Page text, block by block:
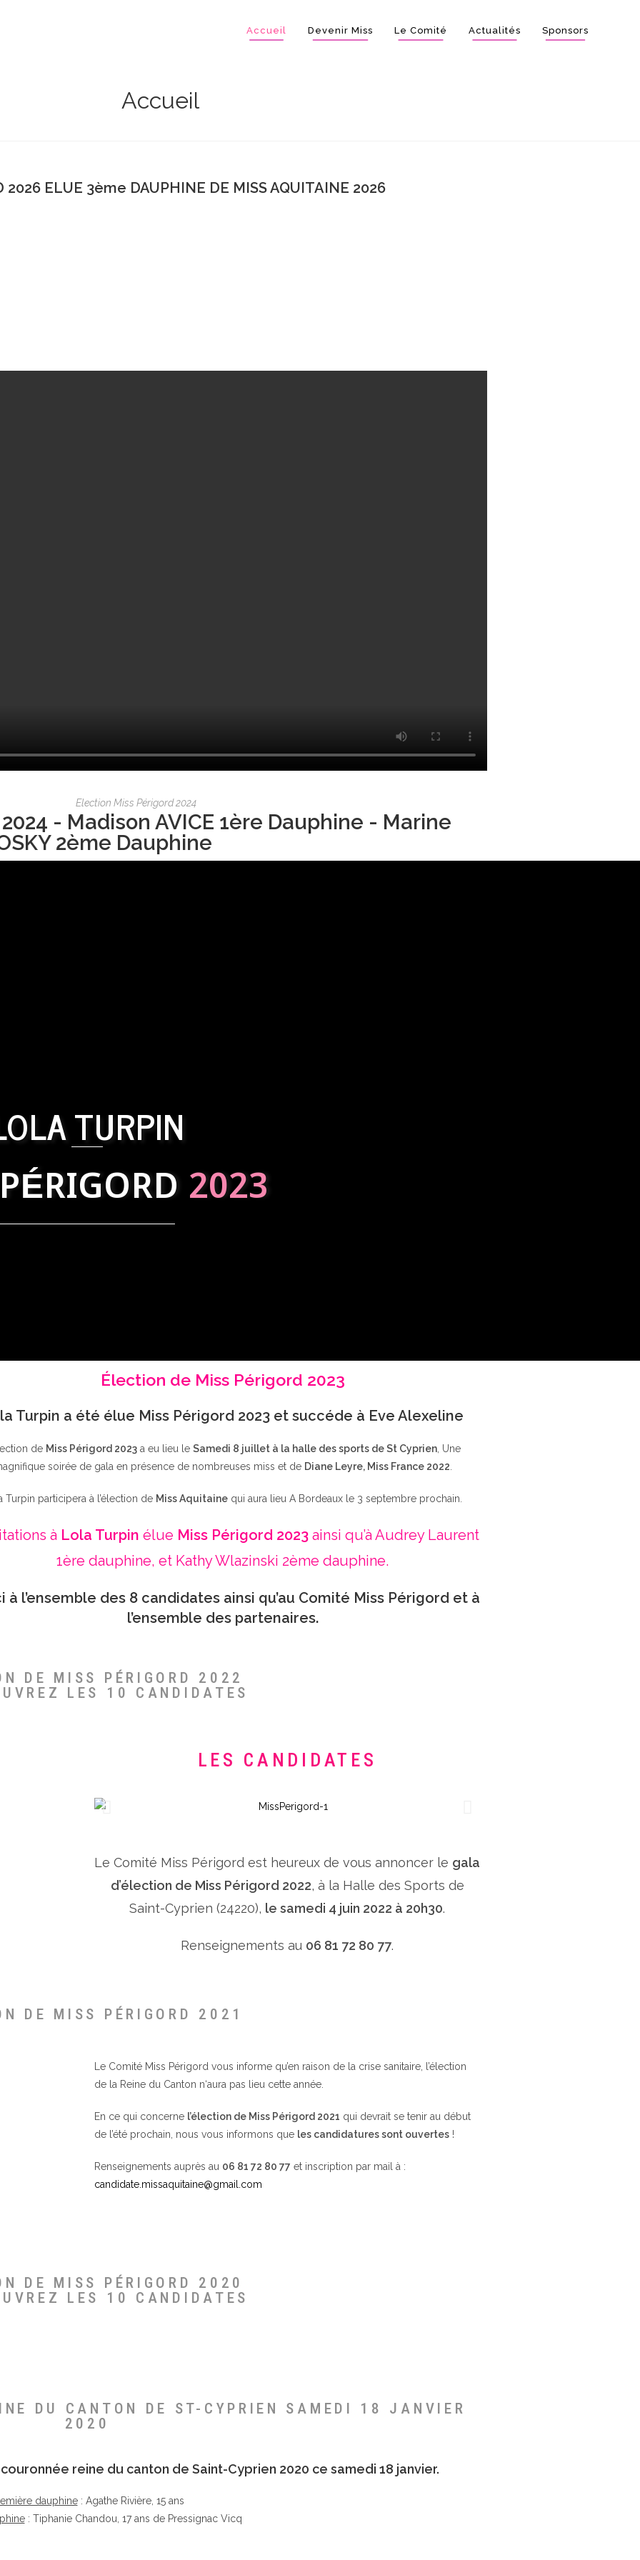
Accueil Devenir Miss Le Comité Actualités Sponsors
Accueil
2026 ELUE 3ème DAUPHINE DE MISS AQUITAINE 2026
Election Miss Périgord 2024
- Madison AVICE 1ère Dauphine - Marine
2ème Dauphine
TURPIN
2023
Élection de Miss Périgord 2023
Turpin a été élue Miss Périgord 2023 et succéde à Eve Alexeline
de Miss Périgord 2023a eu lieu le Samedi 8 juillet à la halle des sports de St Cyprien, Une
soirée de gala en présence de nombreuses miss et de Diane Leyre, Miss France 2022
Turpin participera à l’élection de Miss Aquitaine qui aura lieu A Bordeaux le 3 septembre prochain.
à Lola Turpin élue Miss Périgord 2023ainsi qu’à Audrey Laurent
1ère dauphine, et Kathy Wlazinski 2ème dauphine.
à l’ensemble des 8 candidates ainsi qu’au Comité Miss Périgord et à
l’ensemble des partenaires.
DE MISS PÉRIGORD 2022
LES 10 CANDIDATES
LES CANDIDATES
Le Comité Miss Périgord est heureux de vous annoncer le gala
d’élection de Miss Périgord 2022, à la Halle des Sports de
Saint-Cyprien (24220), le samedi 4 juin 2022 à 20h30.
Renseignements au 06 81 72 80 77.
DE MISS PÉRIGORD 2021
Le Comité Miss Périgord vous informe qu’en raison de la crise sanitaire, l’élection
de la Reine du Canton n‘aura pas lieu cette année.
En ce qui concerne l’élection de Miss Périgord 2021 qui devrait se tenir au début
de l’été prochain, nous vous informons que les candidatures sont ouvertes !
Renseignements auprès au 06 81 72 80 77 et inscription par mail à :
candidate.missaquitaine@gmail.com
DE MISS PÉRIGORD 2020
LES 10 CANDIDATES
DU CANTON DE ST-CYPRIEN SAMEDI 18 JANVIER
2020
couronnée reine du canton de Saint-Cyprien 2020 ce samedi 18 janvier.
dauphine: Agathe Rivière, 15 ans
: Tiphanie Chandou, 17 ans de Pressignac Vicq